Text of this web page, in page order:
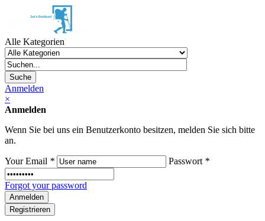
Alle Kategorien
Suche
Anmelden
×
Anmelden
Wenn Sie bei uns ein Benutzerkonto besitzen, melden Sie sich bitte
an.
Your Email * Passwort *
Forgot your password
Registrieren